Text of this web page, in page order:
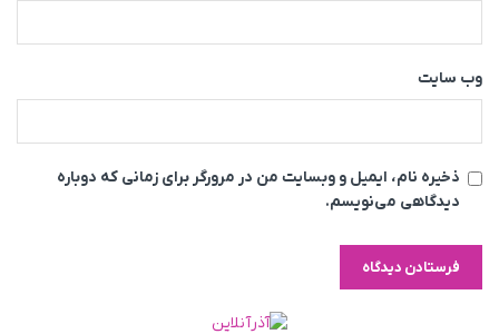
وب‌ سایت
ذخیره نام، ایمیل و وبسایت من در مرورگر برای زمانی که دوباره
دیدگاهی می‌نویسم.